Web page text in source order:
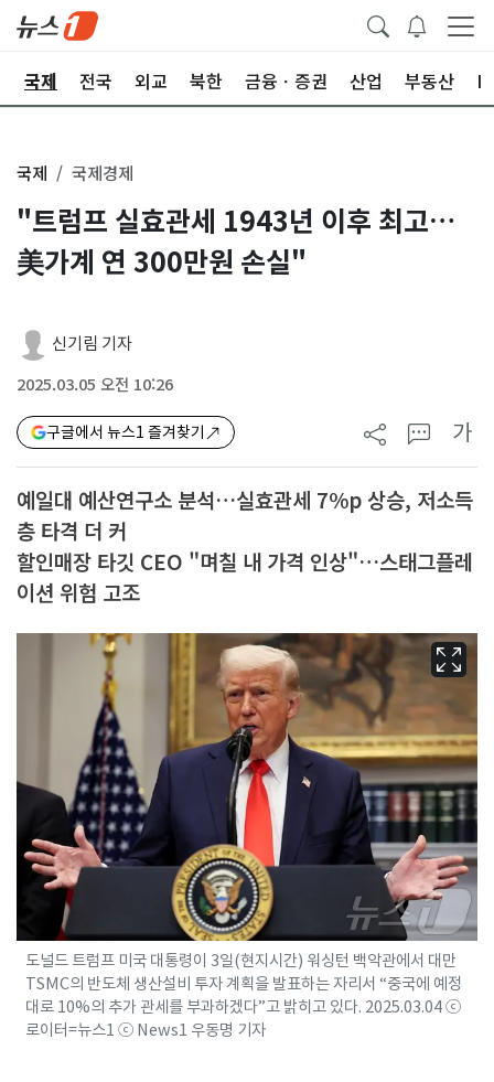
국제 전국 외교 북한 금융ㆍ증권 산업 부동산
국제 국제경제
"트럼프 실효관세 1943년 이후 최고…
美가계 연 300만원 손실"
신기림 기자
2025.03.05 오전 10:26
구글에서 뉴스1 즐겨찾기 가
예일대 예산연구소 분석…실효관세 7%p 상승, 저소득
층 타격 더 커
할인매장 타깃 CEO "며칠 내 가격 인상"…스태그플레
이션 위험 고조
도널드 트럼프 미국 대통령이 3일(현지시간) 워싱턴 백악관에서 대만
TSMC의 반도체 생산설비 투자 계획을 발표하는 자리서 “중국에 예정
대로 10%의 추가 관세를 부과하겠다”고 밝히고 있다. 2025.03.04 ⓒ
로이터=뉴스1 ⓒ News1 우동명 기자